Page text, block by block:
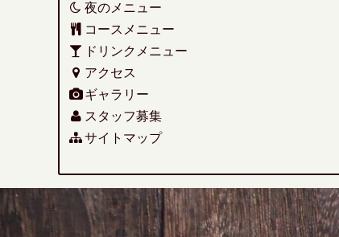
夜のメニュー
コースメニュー
ドリンクメニュー
アクセス
ギャラリー
スタッフ募集
サイトマップ